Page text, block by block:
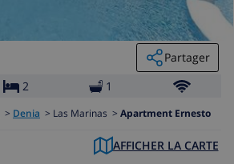
Partager
2 1
> Denia > Las Marinas > Apartment Ernesto
AFFICHER LA CARTE